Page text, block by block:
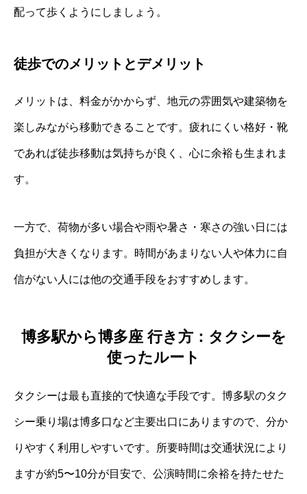
配って歩くようにしましょう。
徒歩でのメリットとデメリット
メリットは、料金がかからず、地元の雰囲気や建築物を
楽しみながら移動できることです。疲れにくい格好・靴
であれば徒歩移動は気持ちが良く、心に余裕も生まれま
す。
一方で、荷物が多い場合や雨や暑さ・寒さの強い日には
負担が大きくなります。時間があまりない人や体力に自
信がない人には他の交通手段をおすすめします。
博多駅から博多座 行き方：タクシーを
使ったルート
タクシーは最も直接的で快適な手段です。博多駅のタク
シー乗り場は博多口など主要出口にありますので、分か
りやすく利用しやすいです。所要時間は交通状況により
ますが約5〜10分が目安で、公演時間に余裕を持たせた